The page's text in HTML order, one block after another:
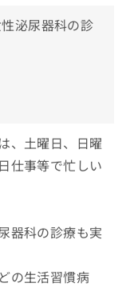
泌尿器科の診
、土曜日、日曜
仕事等で忙しい
器科の診療も実
の生活習慣病